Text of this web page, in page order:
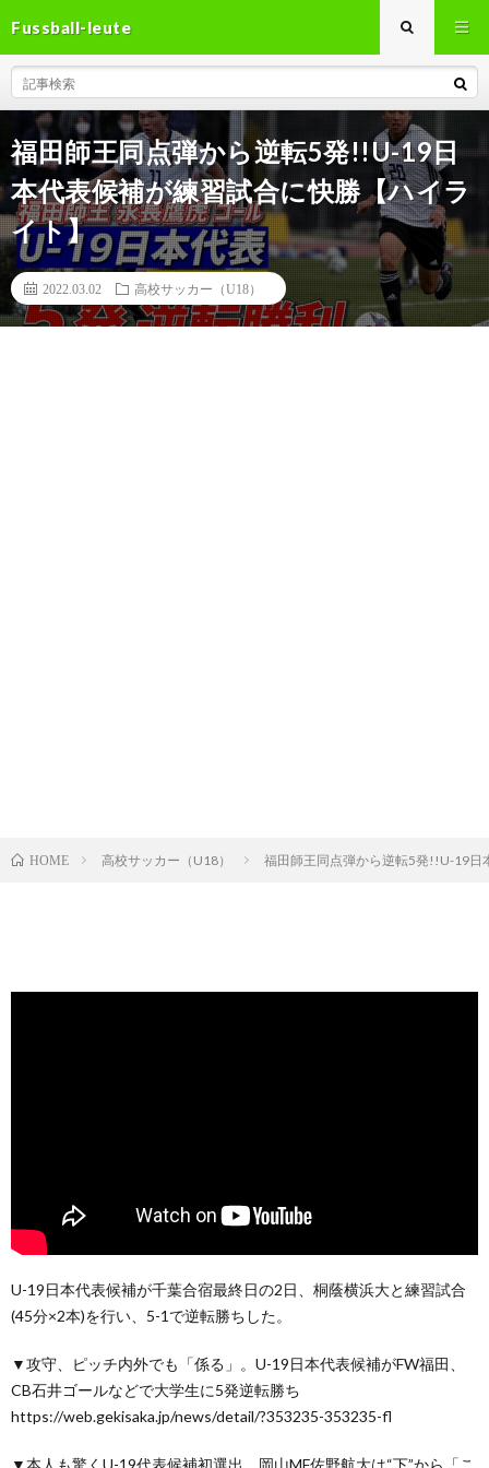
Fussball-leute
福田師王同点弾から逆転5発!!U-19日
本代表候補が練習試合に快勝【ハイラ
イト】
2022.03.02 高校サッカー（U18）
HOME 高校サッカー（U18） 福田師王同点弾から逆転5発!!U-19日
U-19日本代表候補が千葉合宿最終日の2日、桐蔭横浜大と練習試合
(45分×2本)を行い、5-1で逆転勝ちした。
▼攻守、ピッチ内外でも「係る」。U-19日本代表候補がFW福田、
CB石井ゴールなどで大学生に5発逆転勝ち
https://web.gekisaka.jp/news/detail/?353235-353235-fl
▼本人も驚くU-19代表候補初選出。岡山MF佐野航大は“下”から「こ